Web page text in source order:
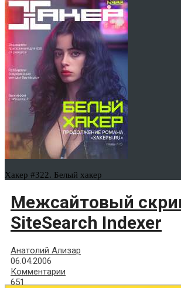
Хакер #322. Белый хакер
Межсайтовый
SiteSearch Indexer
Анатолий Ализар
06.04.2006
Комментарии
651